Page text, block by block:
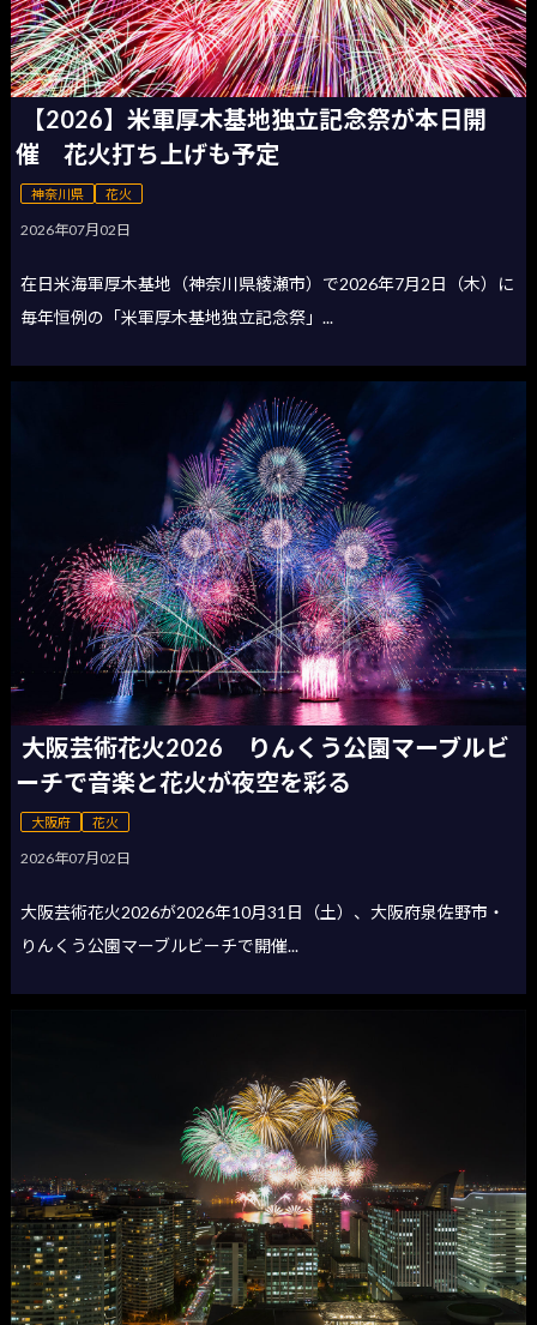
【2026】米軍厚木基地独立記念祭が本日開
催 花火打ち上げも予定
神奈川県 花火
2026年07月02日
在日米海軍厚木基地（神奈川県綾瀬市）で2026年7月2日（木）に
毎年恒例の「米軍厚木基地独立記念祭」...
大阪芸術花火2026 りんくう公園マーブルビ
ーチで音楽と花火が夜空を彩る
大阪府 花火
2026年07月02日
大阪芸術花火2026が2026年10月31日（土）、大阪府泉佐野市・
りんくう公園マーブルビーチで開催...